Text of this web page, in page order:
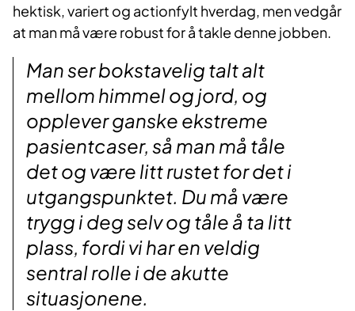
hektisk, variert og actionfylt hverdag, men vedgår
at man må være robust for å takle denne jobben.
Man ser bokstavelig talt alt
mellom himmel og jord, og
opplever ganske ekstreme
pasientcaser, så man må tåle
det og være litt rustet for det i
utgangspunktet. Du må være
trygg i deg selv og tåle å ta litt
plass, fordi vi har en veldig
sentral rolle i de akutte
situasjonene.